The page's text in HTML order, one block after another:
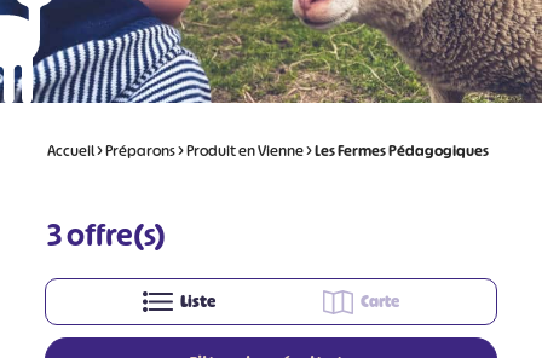
Accueil>Préparons>Produit en Vienne>Les Fermes Pédagogiques
3offre(s)
Liste Carte